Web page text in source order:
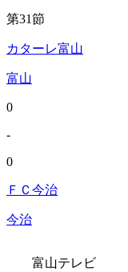
第31節
カターレ富山
富山
0
-
0
ＦＣ今治
今治
富山テレビ